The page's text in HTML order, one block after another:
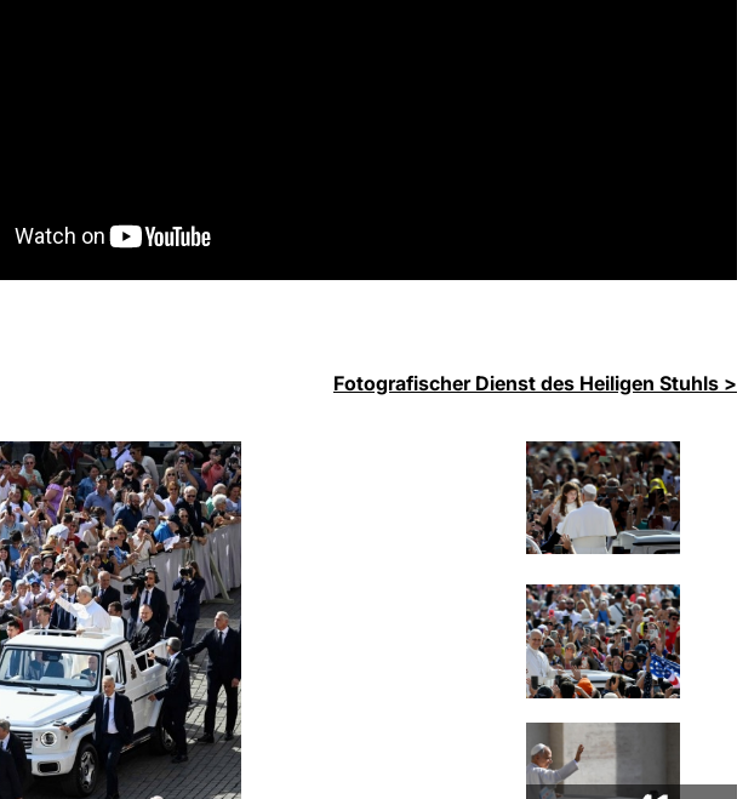
Fotografischer Dienst des Heiligen Stuhls >